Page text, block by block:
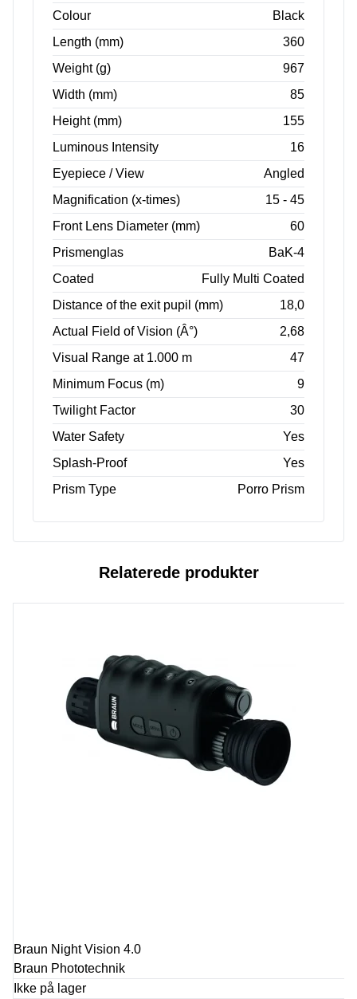
Colour
Black
Length (mm)
360
Weight (g)
967
Width (mm)
85
Height (mm)
155
Luminous Intensity
16
Eyepiece / View
Angled
Magnification (x-times)
15 - 45
Front Lens Diameter (mm)
60
Prismenglas
BaK-4
Coated
Fully Multi Coated
Distance of the exit pupil (mm)
18,0
Actual Field of Vision (Â°)
2,68
Visual Range at 1.000 m
47
Minimum Focus (m)
9
Twilight Factor
30
Water Safety
Yes
Splash-Proof
Yes
Prism Type
Porro Prism
Relaterede produkter
Braun Night Vision 4.0
Braun Phototechnik
Ikke på lager